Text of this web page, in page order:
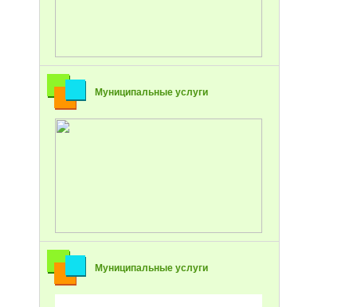
Муниципальные услуги
Муниципальные услуги